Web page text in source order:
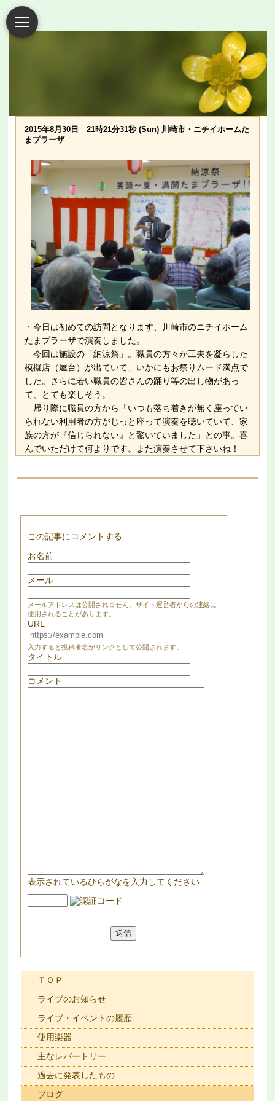
2015年8月30日 21時21分31秒 (Sun) 川崎市・ニチイホームた
まプラーザ
・今日は初めての訪問となります、川崎市のニチイホーム
たまプラーザで演奏しました。
今回は施設の「納涼祭」。職員の方々が工夫を凝らした
模擬店（屋台）が出ていて、いかにもお祭りムード満点で
した。さらに若い職員の皆さんの踊り等の出し物があっ
て、とても楽しそう。
帰り際に職員の方から「いつも落ち着きが無く座ってい
られない利用者の方がじっと座って演奏を聴いていて、家
族の方が『信じられない』と驚いていました」との事。喜
んでいただけて何よりです。また演奏させて下さいね！
この記事にコメントする
お名前
メール
メールアドレスは公開されません。サイト運営者からの連絡に
使用されることがあります。
URL
入力すると投稿者名がリンクとして公開されます。
タイトル
コメント
表示されているひらがなを入力してください
ＴＯＰ
ライブのお知らせ
ライブ・イベントの履歴
使用楽器
主なレパートリー
過去に発表したもの
ブログ